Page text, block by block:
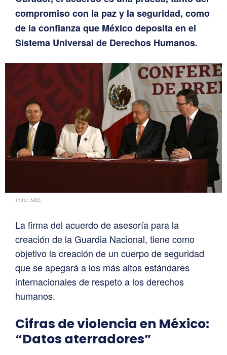
compromiso con la paz y la seguridad, como
de la confianza que México deposita en el
Sistema Universal de Derechos Humanos.
Foto: SRE.
La firma del acuerdo de asesoría para la
creación de la Guardia Nacional, tiene como
objetivo la creación de un cuerpo de seguridad
que se apegará a los más altos estándares
internacionales de respeto a los derechos
humanos.
Cifras de violencia en México:
“Datos aterradores”